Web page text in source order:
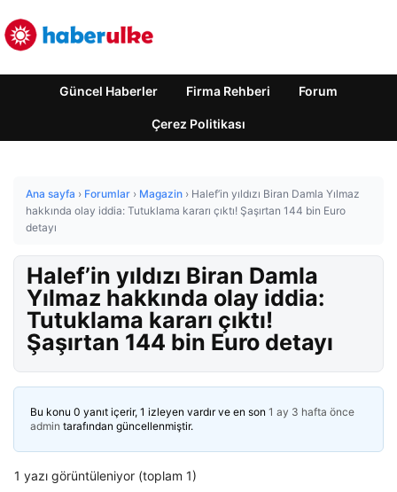
Güncel Haberler Firma Rehberi Forum
Çerez Politikası
Ana sayfa › Forumlar › Magazin › Halef’in yıldızı Biran Damla Yılmaz
hakkında olay iddia: Tutuklama kararı çıktı! Şaşırtan 144 bin Euro
detayı
Halef’in yıldızı Biran Damla
Yılmaz hakkında olay iddia:
Tutuklama kararı çıktı!
Şaşırtan 144 bin Euro detayı
Bu konu 0 yanıt içerir, 1 izleyen vardır ve en son 1 ay 3 hafta önce
admin tarafından güncellenmiştir.
1 yazı görüntüleniyor (toplam 1)